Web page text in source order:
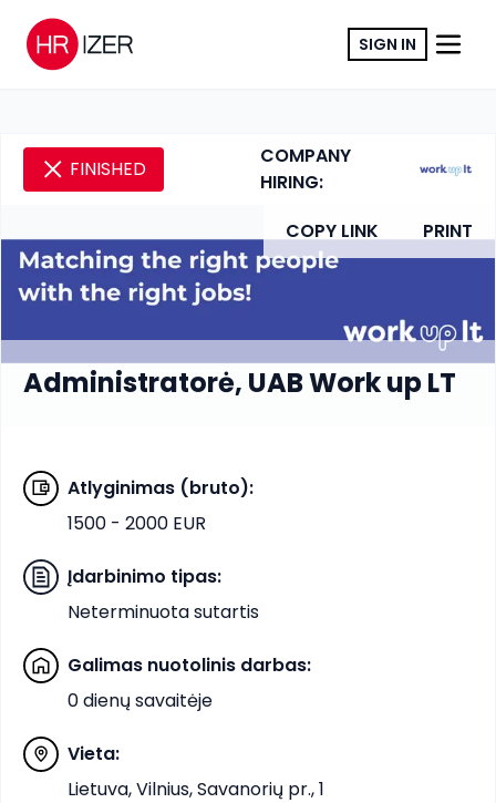
SIGN IN
FINISHED
COMPANY
HIRING:
COPY LINK
PRINT
Administratorė, UAB Work up LT
Atlyginimas (bruto):
1500 - 2000 EUR
Įdarbinimo tipas:
Neterminuota sutartis
Galimas nuotolinis darbas:
0 dienų savaitėje
Vieta:
Lietuva, Vilnius, Savanorių pr., 1